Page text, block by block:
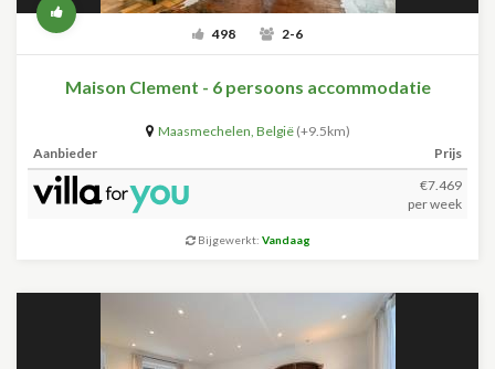
498 2-6
Maison Clement - 6 persoons accommodatie
Maasmechelen, België (+9.5km)
Aanbieder
Prijs
€7.469
per week
Bijgewerkt: Vandaag